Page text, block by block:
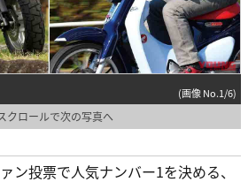
(画像 No.1/6)
クロールで次の写真へ
ン投票で人気ナンバー1を決める、